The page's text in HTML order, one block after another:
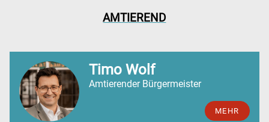
AMTIEREND
Timo Wolf
Amtierender Bürgermeister
MEHR